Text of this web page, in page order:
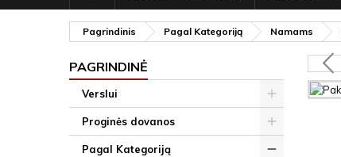
Pagrindinis Pagal Kategoriją Namams
PAGRINDINĖ
Verslui
Proginės dovanos
Pagal Kategoriją